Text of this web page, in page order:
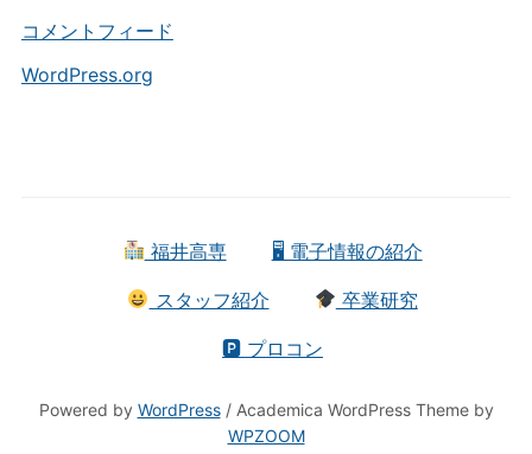
コメントフィード
WordPress.org
福井高専 🖥 電子情報の紹介
スタッフ紹介 卒業研究
🅿 プロコン
Powered by WordPress/ Academica WordPress Theme by
WPZOOM